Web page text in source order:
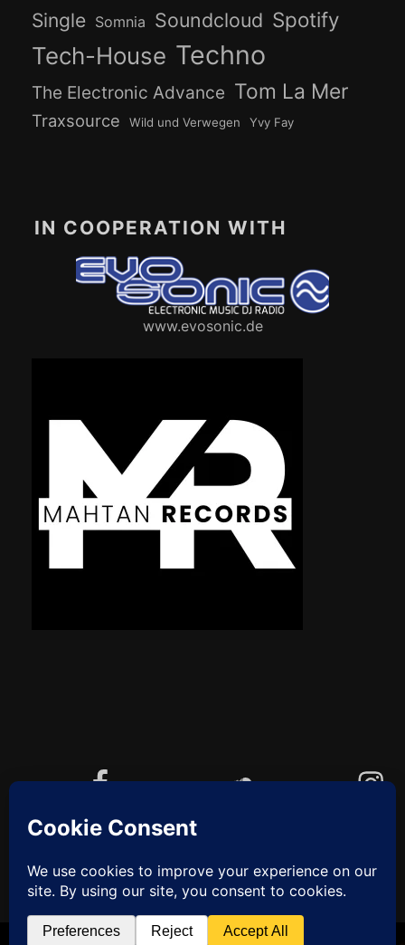
Single Somnia Soundcloud Spotify
Tech-House Techno
The Electronic Advance Tom La Mer
Traxsource Wild und Verwegen Yvy Fay
IN COOPERATION WITH
www.evosonic.de
YouTube
Cookie-Richtlinie (EU)
ZUM
ANFANG